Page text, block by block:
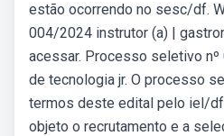
estão ocorrendo no sesc/df.
004/2024 instrutor (a) |
acessar. Processo seletivo
de tecnologia jr. O processo
termos deste edital pelo iel/
objeto o recrutamento e a